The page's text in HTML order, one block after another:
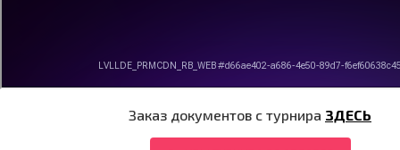
Заказ документов с турнира ЗДЕСЬ